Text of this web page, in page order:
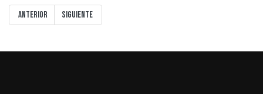
Artículo anterior: INICIO ENTRENAMIENTOS
Anterior Artículo siguiente: MAD CUP, OTRO AÑO MAS
Siguiente